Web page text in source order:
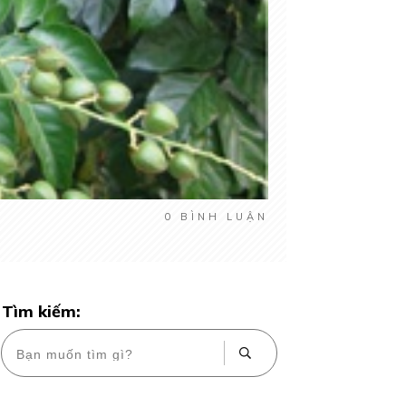
0 BÌNH LUẬN
Tìm kiếm: